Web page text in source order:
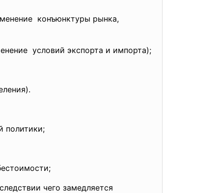
конъюнктуры рынка,
условий экспорта и импорта);
политики;
чего замедляется